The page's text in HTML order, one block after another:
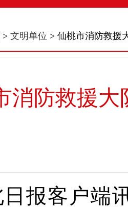
> 文明单位 > 仙桃市消防救援
消防救援大
报客户端